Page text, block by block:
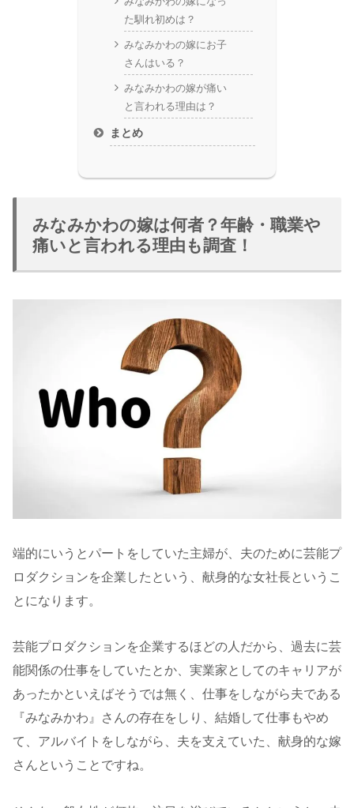
た馴れ初めは？
みなみかわの嫁にお子
さんはいる？
みなみかわの嫁が痛い
と言われる理由は？
まとめ
みなみかわの嫁は何者？年齢・職業や
痛いと言われる理由も調査！
端的にいうとパートをしていた主婦が、夫のために芸能プ
ロダクションを企業したという、献身的な女社長というこ
とになります。
芸能プロダクションを企業するほどの人だから、過去に芸
能関係の仕事をしていたとか、実業家としてのキャリアが
あったかといえばそうでは無く、仕事をしながら夫である
『みなみかわ』さんの存在をしり、結婚して仕事もやめ
て、アルバイトをしながら、夫を支えていた、献身的な嫁
さんということですね。